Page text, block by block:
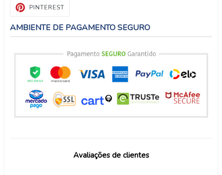
PINTERESTPIN
AMBIENTE DE PAGAMENTO SEGURO
Avaliações de clientes